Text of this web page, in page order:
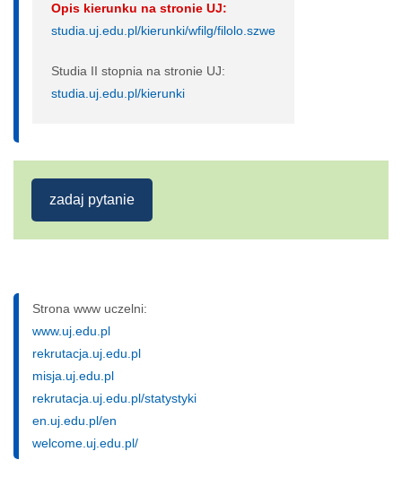
Opis kierunku na stronie UJ:
studia.uj.edu.pl/kierunki/wfilg/filolo.szwe
Studia II stopnia na stronie UJ:
studia.uj.edu.pl/kierunki
zadaj pytanie
Strona www uczelni:
www.uj.edu.pl
rekrutacja.uj.edu.pl
misja.uj.edu.pl
rekrutacja.uj.edu.pl/statystyki
en.uj.edu.pl/en
welcome.uj.edu.pl/